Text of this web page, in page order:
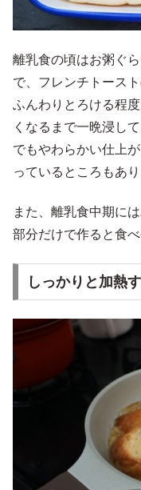
離乳食の頃はお粥ぐ
で、フレンチトース
ふんわりとろける程
くなるまで一晩浸し
でもやわらかい仕上
っているところもあり
また、離乳食中期に
部分だけで作ると食
しっかりと加熱